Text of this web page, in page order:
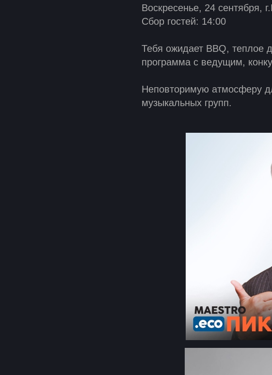
Воскресенье, 24 сентября,
Сбор гостей: 14:00
Тебя ожидает BBQ, теплое
программа с ведущим,
Неповторимую атмосферу
музыкальных групп.